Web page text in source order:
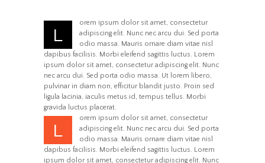
L
orem ipsum dolor sit amet, consectetur
adipiscing elit. Nunc nec arcu dui. Sed porta
odio massa. Mauris ornare diam vitae nisl
dapibus facilisis. Morbi eleifend sagittis luctus. Lorem
ipsum dolor sit amet, consectetur adipiscing elit. Nunc
nec arcu dui. Sed porta odio massa. Ut lorem libero,
pulvinar in diam non, efficitur blandit justo. Proin sed
ligula lacinia, iaculis metus id, tempus tellus. Morbi
gravida luctus placerat.
L
orem ipsum dolor sit amet, consectetur
adipiscing elit. Nunc nec arcu dui. Sed porta
odio massa. Mauris ornare diam vitae nisl
dapibus facilisis. Morbi eleifend sagittis luctus. Lorem
ipsum dolor sit amet, consectetur adipiscing elit. Nunc